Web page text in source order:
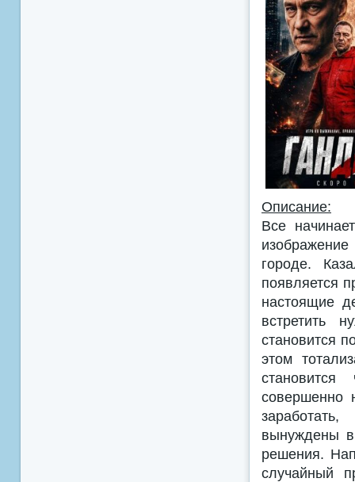
Описание:
Все
городе.
появляется
настоящие
встретить
становится
этом
совершенно
вынуждены
решения.
случайный